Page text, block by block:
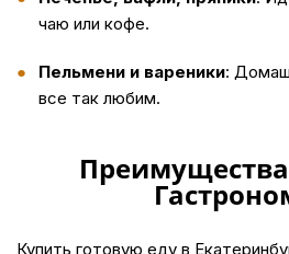
чаю или кофе.
Пельмени и вареники:
все так любим.
Купить готовую еду в